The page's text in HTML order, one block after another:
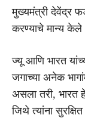
मुख्यमंत्री देवेंद्र
करण्याचे मान्य
ज्यू आणि भारत
जगाच्या अनेक
असला तरी, भारत
जिथे त्यांना